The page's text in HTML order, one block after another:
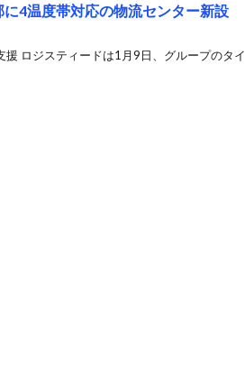
4温度帯対応の物流センター新設
ロジスティードは1月9日、グループのタイ